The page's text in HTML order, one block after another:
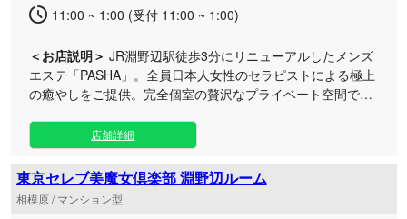
11:00 ~ 1:00 (受付 11:00 ~ 1:00)
＜お店説明＞ JR淵野辺駅徒歩3分にリニューアルしたメンズ
エステ「PASHA」。全員日本人女性のセラピストによる極上
の癒やしをご提供。完全個室の贅沢なプライベート空間で、
まで年中無休で営業しており、お仕事帰りや遅い時間でもお
気軽にお立ち寄りいただけます（受付10時〜24時）。 南国
リゾートを彷彿とさせる洗練された隠れ家空間で、お一人お
ひとりの心と身体に寄り添う丁寧なおもてなしを徹底。周囲
を気にせず至高のリラクゼーションをご堪能いただけるよ
店舗詳細
東京セレブ美魔女倶楽部 淵野辺ルーム
相模原 / マンション型